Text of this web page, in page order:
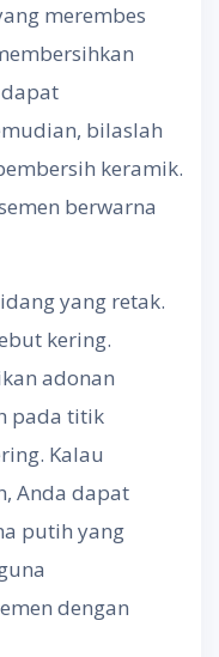
merembes
bilaslah
keramik.
berwarna
yang retak.
kering.
adonan
pada titik
Kalau
Anda dapat
putih yang
dengan